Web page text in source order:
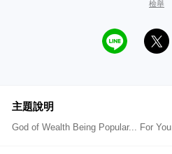
檢舉
主題說明
God of Wealth Being Popular... For You